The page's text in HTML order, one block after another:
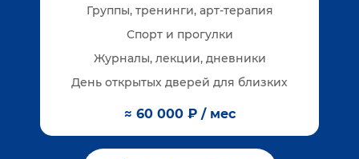
Группы, тренинги, арт-терапия
Спорт и прогулки
Журналы, лекции, дневники
День открытых дверей для близких
≈ 60 000 ₽ / мес